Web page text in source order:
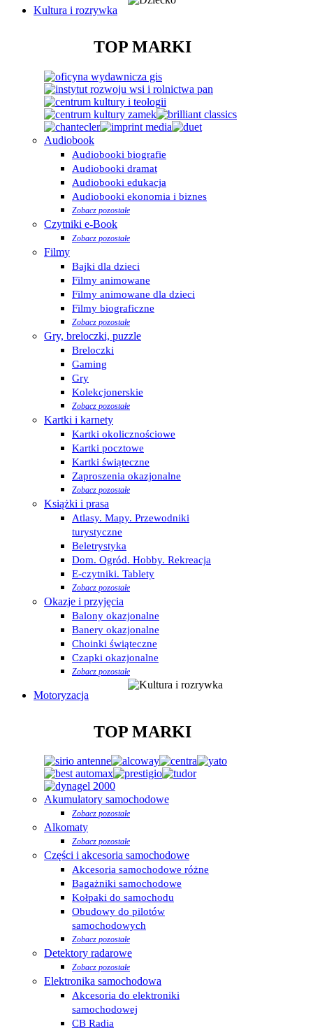
Kultura i rozrywka
TOP MARKI
Audiobook
Audiobooki biografie
Audiobooki dramat
Audiobooki edukacja
Audiobooki ekonomia i biznes
Zobacz pozostałe
Czytniki e-Book
Zobacz pozostałe
Filmy
Bajki dla dzieci
Filmy animowane
Filmy animowane dla dzieci
Filmy biograficzne
Zobacz pozostałe
Gry, breloczki, puzzle
Breloczki
Gaming
Gry
Kolekcjonerskie
Zobacz pozostałe
Kartki i karnety
Kartki okolicznościowe
Kartki pocztowe
Kartki świąteczne
Zaproszenia okazjonalne
Zobacz pozostałe
Książki i prasa
Atlasy. Mapy. Przewodniki
turystyczne
Beletrystyka
Dom. Ogród. Hobby. Rekreacja
E-czytniki. Tablety
Zobacz pozostałe
Okazje i przyjęcia
Balony okazjonalne
Banery okazjonalne
Choinki świąteczne
Czapki okazjonalne
Zobacz pozostałe
Motoryzacja
TOP MARKI
Akumulatory samochodowe
Zobacz pozostałe
Alkomaty
Zobacz pozostałe
Części i akcesoria samochodowe
Akcesoria samochodowe różne
Bagażniki samochodowe
Kołpaki do samochodu
Obudowy do pilotów
samochodowych
Zobacz pozostałe
Detektory radarowe
Zobacz pozostałe
Elektronika samochodowa
Akcesoria do elektroniki
samochodowej
CB Radia